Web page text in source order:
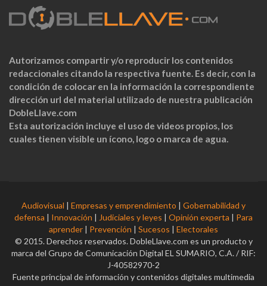
Autorizamos compartir y/o reproducir los contenidos
redaccionales citando la respectiva fuente. Es decir, con la
condición de colocar en la información la correspondiente
dirección url del material utilizado de nuestra publicación
DobleLlave.com
Esta autorización incluye el uso de videos propios, los
cuales tienen visible un ícono, logo o marca de agua.
Audiovisual | Empresas y emprendimiento | Gobernabilidad y
defensa | Innovación | Judiciales y leyes | Opinión experta | Para
aprender | Prevención | Sucesos | Electorales
© 2015. Derechos reservados. DobleLlave.com es un producto y
marca del Grupo de Comunicación Digital EL SUMARIO, C.A. / RIF:
J-40582970-2
Fuente principal de información y contenidos digitales multimedia